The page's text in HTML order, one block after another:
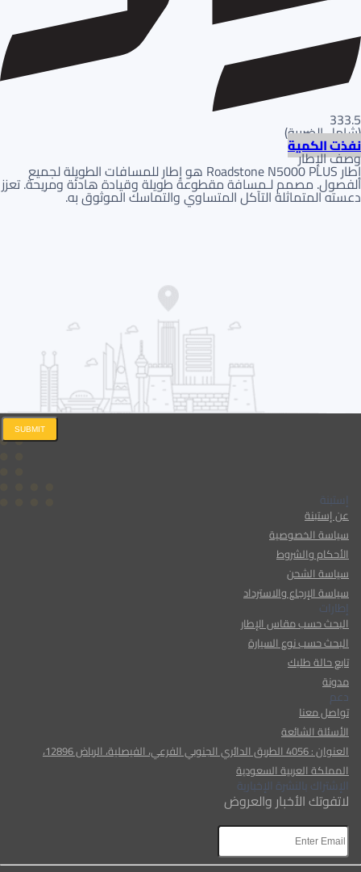
333.5
(شامل الضريبة)
نفذت الكمية
وصف الإطار
إطار Roadstone N5000 PLUS هو إطار للمسافات الطويلة لجميع
الفصول. مصمم لـمسافة مقطوعة طويلة وقيادة هادئة ومريحة. تعزز
دعسته المتماثلة التآكل المتساوي والتماسك الموثوق به.
إستبنة
عن إستبنة
سياسة الخصوصية
الأحكام والشروط
سياسة الشحن
سياسة الإرجاع والاسترداد
إطارات
البحث حسب مقاس الإطار
البحث حسب نوع السيارة
تابع حالة طلبك
مدونة
دعم
تواصل معنا
الأسئلة الشائعة
العنوان : 4056 الطريق الدائري الجنوبي الفرعي، الفيصلية، الرياض 12896،
المملكة العربية السعودية
الإشتراك بالنشرة الإخبارية
لاتفوتك الأخبار والعروض
SUBMIT